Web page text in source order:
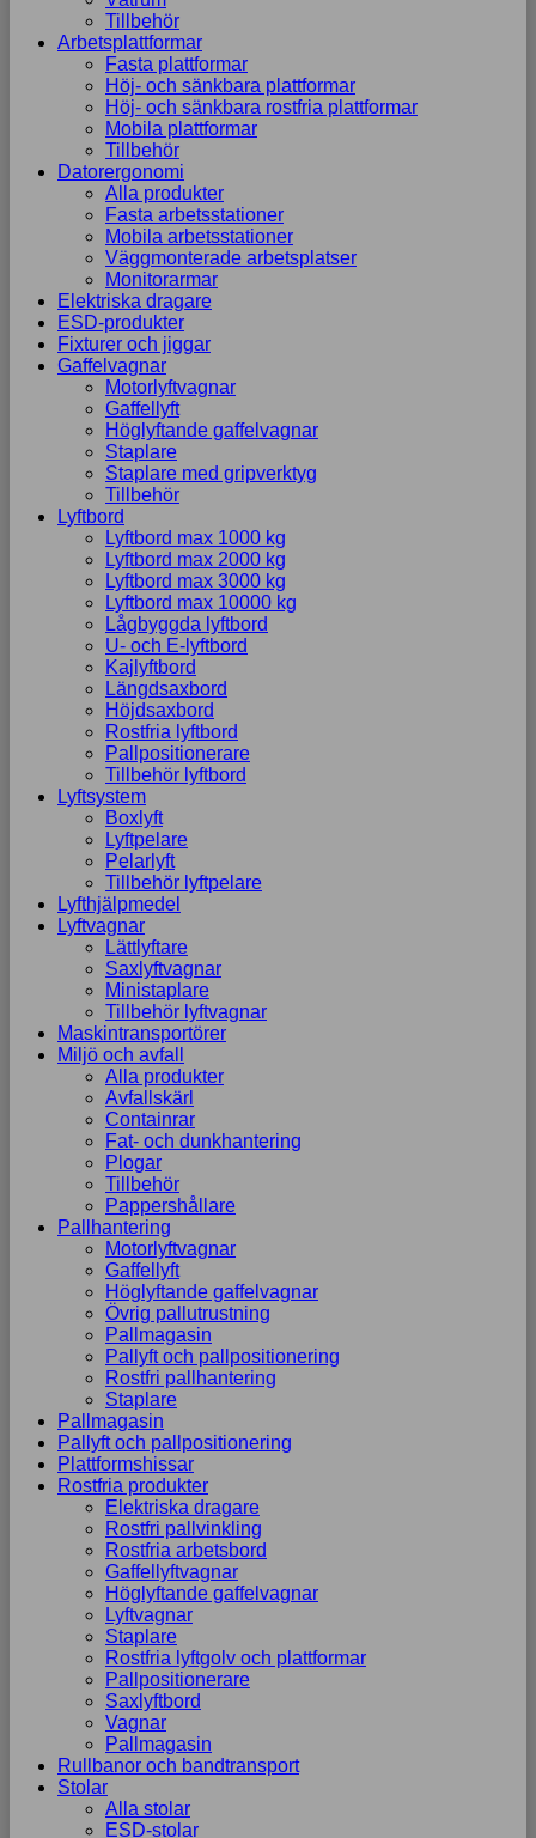
Tillbehör
Arbetsplattformar
Fasta plattformar
Höj- och sänkbara plattformar
Höj- och sänkbara rostfria plattformar
Mobila plattformar
Tillbehör
Datorergonomi
Alla produkter
Fasta arbetsstationer
Mobila arbetsstationer
Väggmonterade arbetsplatser
Monitorarmar
Elektriska dragare
ESD-produkter
Fixturer och jiggar
Gaffelvagnar
Motorlyftvagnar
Gaffellyft
Höglyftande gaffelvagnar
Staplare
Staplare med gripverktyg
Tillbehör
Lyftbord
Lyftbord max 1000 kg
Lyftbord max 2000 kg
Lyftbord max 3000 kg
Lyftbord max 10000 kg
Lågbyggda lyftbord
U- och E-lyftbord
Kajlyftbord
Längdsaxbord
Höjdsaxbord
Rostfria lyftbord
Pallpositionerare
Tillbehör lyftbord
Lyftsystem
Boxlyft
Lyftpelare
Pelarlyft
Tillbehör lyftpelare
Lyfthjälpmedel
Lyftvagnar
Lättlyftare
Saxlyftvagnar
Ministaplare
Tillbehör lyftvagnar
Maskintransportörer
Miljö och avfall
Alla produkter
Avfallskärl
Containrar
Fat- och dunkhantering
Plogar
Tillbehör
Pappershållare
Pallhantering
Motorlyftvagnar
Gaffellyft
Höglyftande gaffelvagnar
Övrig pallutrustning
Pallmagasin
Pallyft och pallpositionering
Rostfri pallhantering
Staplare
Pallmagasin
Pallyft och pallpositionering
Plattformshissar
Rostfria produkter
Elektriska dragare
Rostfri pallvinkling
Rostfria arbetsbord
Gaffellyftvagnar
Höglyftande gaffelvagnar
Lyftvagnar
Staplare
Rostfria lyftgolv och plattformar
Pallpositionerare
Saxlyftbord
Vagnar
Pallmagasin
Rullbanor och bandtransport
Stolar
Alla stolar
ESD-stolar